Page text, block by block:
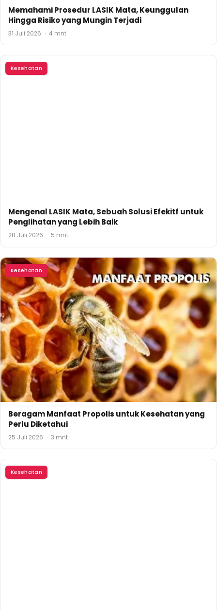
Memahami Prosedur LASIK Mata, Keunggulan
Hingga Risiko yang Mungin Terjadi
31 Juli 2026 · 4 mnt
Kesehatan
Mengenal LASIK Mata, Sebuah Solusi Efekitf untuk
Penglihatan yang Lebih Baik
28 Juli 2026 · 5 mnt
Kesehatan
Beragam Manfaat Propolis untuk Kesehatan yang
Perlu Diketahui
25 Juli 2026 · 3 mnt
Kesehatan